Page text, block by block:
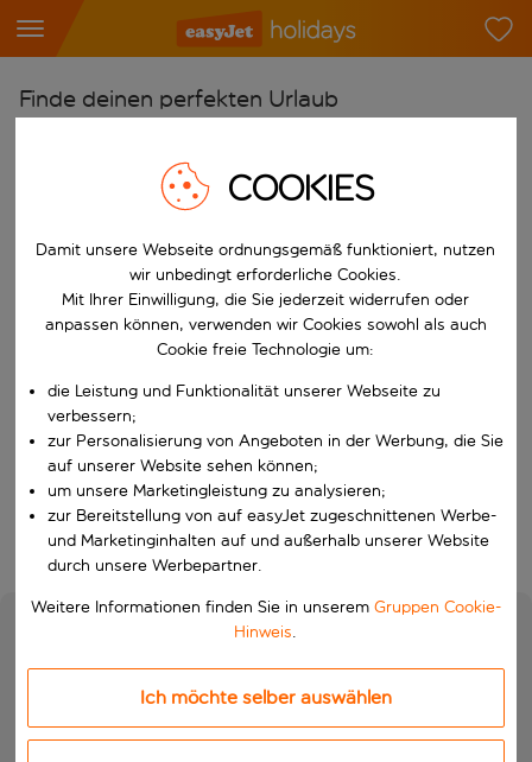
Finde deinen perfekten Urlaub
Flughafen wählen
Beginne mit der Eingabe für die automatische
Reiseziel wählen
Wähle ein Ab- und Rückflugdatum aus.
Reisezeitraum wählen
Wer
Suchen
COOKIES
Damit unsere Webseite ordnungsgemäß funktioniert, nutzen
wir unbedingt erforderliche Cookies.
Mit Ihrer Einwilligung, die Sie jederzeit widerrufen oder
anpassen können, verwenden wir Cookies sowohl als auch
Cookie freie Technologie um:
die Leistung und Funktionalität unserer Webseite zu
verbessern;
zur Personalisierung von Angeboten in der Werbung, die Sie
auf unserer Website sehen können;
um unsere Marketingleistung zu analysieren;
zur Bereitstellung von auf easyJet zugeschnittenen Werbe-
und Marketinginhalten auf und außerhalb unserer Website
durch unsere Werbepartner.
Weitere Informationen finden Sie in unserem Gruppen Cookie-
Hinweis.
Ich möchte selber auswählen